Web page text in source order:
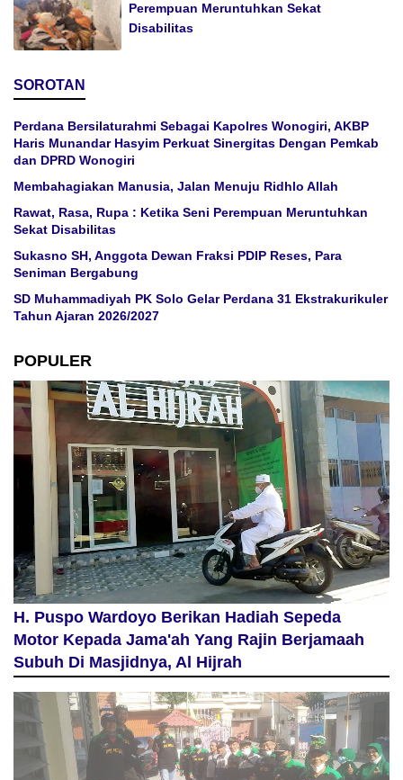
Perempuan Meruntuhkan Sekat
Disabilitas
SOROTAN
Perdana Bersilaturahmi Sebagai Kapolres Wonogiri, AKBP
Haris Munandar Hasyim Perkuat Sinergitas Dengan Pemkab
dan DPRD Wonogiri
Membahagiakan Manusia, Jalan Menuju Ridhlo Allah
Rawat, Rasa, Rupa : Ketika Seni Perempuan Meruntuhkan
Sekat Disabilitas
Sukasno SH, Anggota Dewan Fraksi PDIP Reses, Para
Seniman Bergabung
SD Muhammadiyah PK Solo Gelar Perdana 31 Ekstrakurikuler
Tahun Ajaran 2026/2027
POPULER
H. Puspo Wardoyo Berikan Hadiah Sepeda
Motor Kepada Jama'ah Yang Rajin Berjamaah
Subuh Di Masjidnya, Al Hijrah